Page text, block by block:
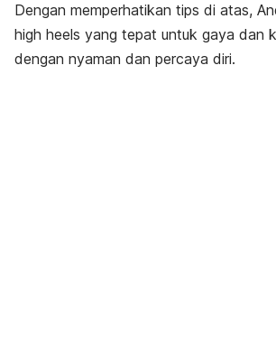
Dengan memperhatikan tips di atas,
high heels yang tepat untuk gaya dan
dengan nyaman dan percaya diri.